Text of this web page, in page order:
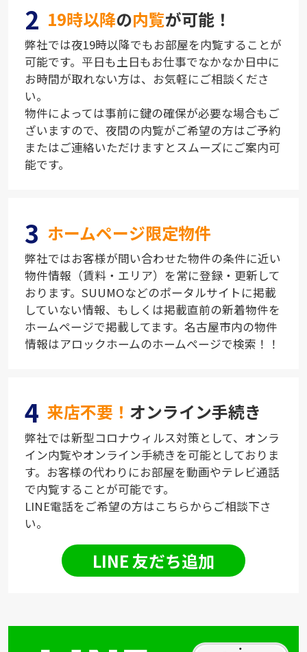
2 19時以降の内覧が可能！
弊社では夜19時以降でもお部屋を内覧することが
可能です。平日も土日もお仕事でなかなか日中に
お時間が取れない方は、お気軽にご相談くださ
い。
物件によっては事前に鍵の確保が必要な場合もご
ざいますので、夜間の内覧がご希望の方はご予約
またはご連絡いただけますとスムーズにご案内可
能です。
3 ホームページ限定物件
弊社ではお客様が問い合わせた物件の条件に近い
物件情報（賃料・エリア）を常に登録・更新して
おります。SUUMOなどのポータルサイトに掲載
していない情報、もしくは掲載直前の新着物件を
ホームページで掲載してます。名古屋市内の物件
情報はアロックホームのホームページで検索！！
4 来店不要！ オンライン手続き
弊社では新型コロナウィルス対策として、オンラ
イン内覧やオンライン手続きを可能としておりま
す。お客様の代わりにお部屋を動画やテレビ通話
で内覧することが可能です。
LINE電話をご希望の方はこちらからご相談下さ
い。
LINE 友だち追加